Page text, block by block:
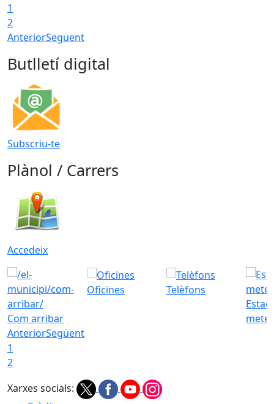
1
2
AnteriorSegüent
Butlletí digital
Subscriu-te
Plànol / Carrers
Accedeix
Com arribar
Oficines
Telèfons
AnteriorSegüent
1
2
Xarxes socials: